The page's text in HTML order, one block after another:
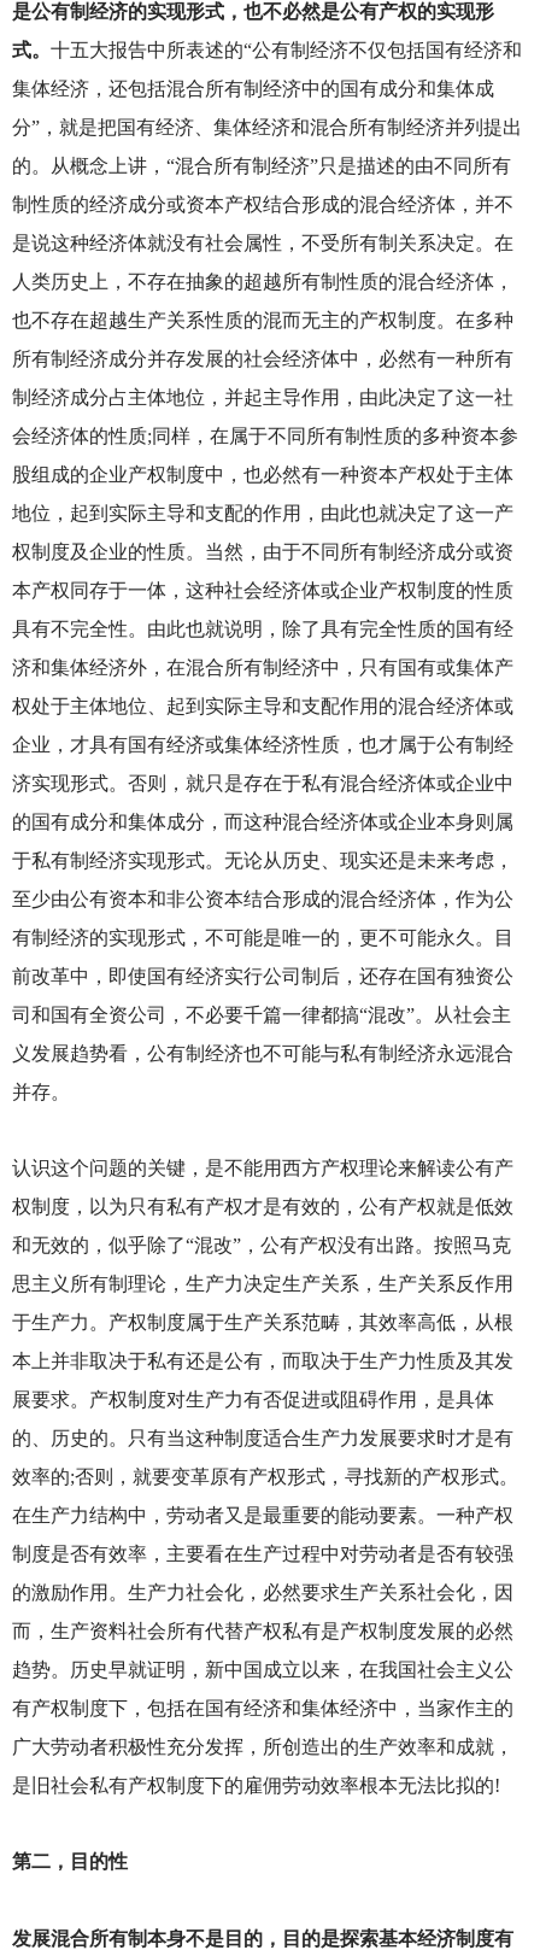
是公有制经济的实现形式，也不必然是公有产权的实现形
式。 十五大报告中所表述的“公有制经济不仅包括国有经济和
集体经济，还包括混合所有制经济中的国有成分和集体成
分”，就是把国有经济、集体经济和混合所有制经济并列提出
的。从概念上讲，“混合所有制经济”只是描述的由不同所有
制性质的经济成分或资本产权结合形成的混合经济体，并不
是说这种经济体就没有社会属性，不受所有制关系决定。在
人类历史上，不存在抽象的超越所有制性质的混合经济体，
也不存在超越生产关系性质的混而无主的产权制度。在多种
所有制经济成分并存发展的社会经济体中，必然有一种所有
制经济成分占主体地位，并起主导作用，由此决定了这一社
会经济体的性质;同样，在属于不同所有制性质的多种资本参
股组成的企业产权制度中，也必然有一种资本产权处于主体
地位，起到实际主导和支配的作用，由此也就决定了这一产
权制度及企业的性质。当然，由于不同所有制经济成分或资
本产权同存于一体，这种社会经济体或企业产权制度的性质
具有不完全性。由此也就说明，除了具有完全性质的国有经
济和集体经济外，在混合所有制经济中，只有国有或集体产
权处于主体地位、起到实际主导和支配作用的混合经济体或
企业，才具有国有经济或集体经济性质，也才属于公有制经
济实现形式。否则，就只是存在于私有混合经济体或企业中
的国有成分和集体成分，而这种混合经济体或企业本身则属
于私有制经济实现形式。无论从历史、现实还是未来考虑，
至少由公有资本和非公资本结合形成的混合经济体，作为公
有制经济的实现形式，不可能是唯一的，更不可能永久。目
前改革中，即使国有经济实行公司制后，还存在国有独资公
司和国有全资公司，不必要千篇一律都搞“混改”。从社会主
义发展趋势看，公有制经济也不可能与私有制经济永远混合
并存。
认识这个问题的关键，是不能用西方产权理论来解读公有产
权制度，以为只有私有产权才是有效的，公有产权就是低效
和无效的，似乎除了“混改”，公有产权没有出路。按照马克
思主义所有制理论，生产力决定生产关系，生产关系反作用
于生产力。产权制度属于生产关系范畴，其效率高低，从根
本上并非取决于私有还是公有，而取决于生产力性质及其发
展要求。产权制度对生产力有否促进或阻碍作用，是具体
的、历史的。只有当这种制度适合生产力发展要求时才是有
效率的;否则，就要变革原有产权形式，寻找新的产权形式。
在生产力结构中，劳动者又是最重要的能动要素。一种产权
制度是否有效率，主要看在生产过程中对劳动者是否有较强
的激励作用。生产力社会化，必然要求生产关系社会化，因
而，生产资料社会所有代替产权私有是产权制度发展的必然
趋势。历史早就证明，新中国成立以来，在我国社会主义公
有产权制度下，包括在国有经济和集体经济中，当家作主的
广大劳动者积极性充分发挥，所创造出的生产效率和成就，
是旧社会私有产权制度下的雇佣劳动效率根本无法比拟的!
第二，目的性
发展混合所有制本身不是目的，目的是探索基本经济制度有